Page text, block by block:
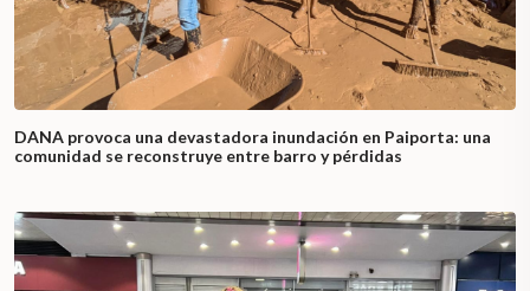
DANA provoca una devastadora inundación en Paiporta: una
comunidad se reconstruye entre barro y pérdidas